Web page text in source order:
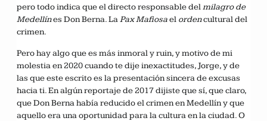
pero todo indica que el directo responsable delmilagro de
Medellínes Don Berna. LaPax Mafiosael ordencultural del
crimen.
Pero hay algo que es más inmoral y ruin, y motivo de mi
molestia en 2020 cuando te dije inexactitudes, Jorge, y de
las que este escrito es la presentación sincera de excusas
hacia ti. En algún reportaje de 2017 dijiste que sí, que claro,
que Don Berna había reducido el crimen en Medellín y que
aquello era una oportunidad para la cultura en la ciudad. O